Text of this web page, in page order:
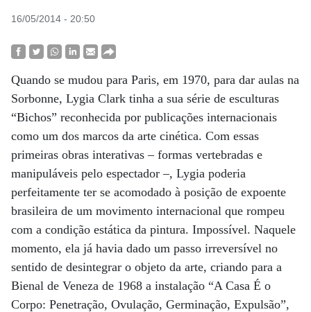
16/05/2014 - 20:50
Quando se mudou para Paris, em 1970, para dar aulas na
Sorbonne, Lygia Clark tinha a sua série de esculturas
“Bichos” reconhecida por publicações internacionais
como um dos marcos da arte cinética. Com essas
primeiras obras interativas – formas vertebradas e
manipuláveis pelo espectador –, Lygia poderia
perfeitamente ter se acomodado à posição de expoente
brasileira de um movimento internacional que rompeu
com a condição estática da pintura. Impossível. Naquele
momento, ela já havia dado um passo irreversível no
sentido de desintegrar o objeto da arte, criando para a
Bienal de Veneza de 1968 a instalação “A Casa É o
Corpo: Penetração, Ovulação, Germinação, Expulsão”,